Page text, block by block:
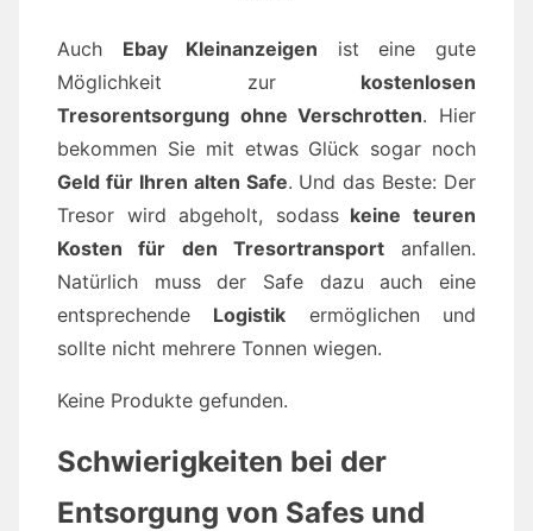
Auch Ebay Kleinanzeigen ist eine gute
Möglichkeit zur kostenlosen
Tresorentsorgung ohne Verschrotten. Hier
bekommen Sie mit etwas Glück sogar noch
Geld für Ihren alten Safe. Und das Beste: Der
Tresor wird abgeholt, sodasskeine teuren
Kosten für den Tresortransportanfallen.
Natürlich muss der Safe dazu auch eine
entsprechende Logistik ermöglichen und
sollte nicht mehrere Tonnen wiegen.
Keine Produkte gefunden.
Schwierigkeiten bei der
Entsorgung von Safes und